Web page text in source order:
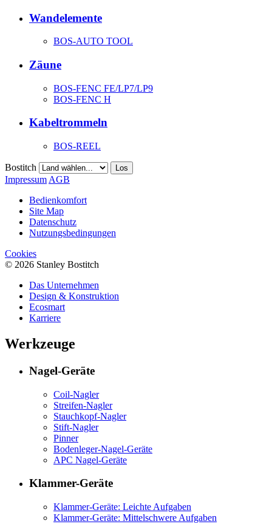
Wandelemente
BOS-AUTO TOOL
Zäune
BOS-FENC FE/LP7/LP9
BOS-FENC H
Kabeltrommeln
BOS-REEL
Bostitch Los
Impressum AGB
Bedienkomfort
Site Map
Datenschutz
Nutzungsbedingungen
Cookies
© 2026 Stanley Bostitch
Das Unternehmen
Design & Konstruktion
Ecosmart
Karriere
Werkzeuge
Nagel-Geräte
Coil-Nagler
Streifen-Nagler
Stauchkopf-Nagler
Stift-Nagler
Pinner
Bodenleger-Nagel-Geräte
APC Nagel-Geräte
Klammer-Geräte
Klammer-Geräte: Leichte Aufgaben
Klammer-Geräte: Mittelschwere Aufgaben